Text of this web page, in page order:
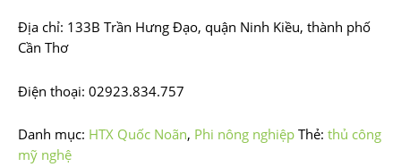
Địa chỉ: 133B Trần Hưng Đạo, quận Ninh Kiều, thành phố
Cần Thơ
Điện thoại: 02923.834.757
Danh mục: HTX Quốc Noãn, Phi nông nghiệp Thẻ: thủ công
mỹ nghệ